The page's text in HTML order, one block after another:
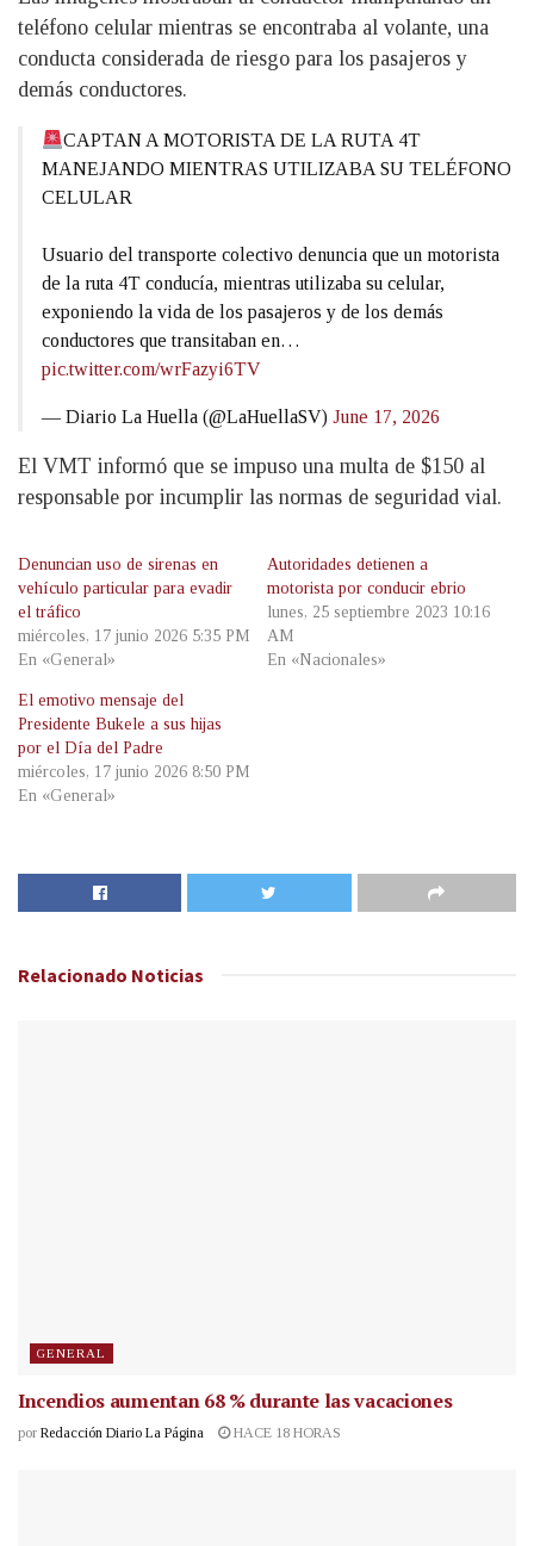
teléfono celular mientras se encontraba al volante, una
conducta considerada de riesgo para los pasajeros y
demás conductores.
CAPTAN A MOTORISTA DE LA RUTA 4T
MANEJANDO MIENTRAS UTILIZABA SU TELÉFONO
CELULAR
Usuario del transporte colectivo denuncia que un motorista
de la ruta 4T conducía, mientras utilizaba su celular,
exponiendo la vida de los pasajeros y de los demás
conductores que transitaban en…
pic.twitter.com/wrFazyi6TV
— Diario La Huella (@LaHuellaSV) June 17, 2026
El VMT informó que se impuso una multa de $150 al
responsable por incumplir las normas de seguridad vial.
Denuncian uso de sirenas en
vehículo particular para evadir
el tráfico
miércoles, 17 junio 2026 5:35 PM
En «General»
Autoridades detienen a
motorista por conducir ebrio
lunes, 25 septiembre 2023 10:16
AM
En «Nacionales»
El emotivo mensaje del
Presidente Bukele a sus hijas
por el Día del Padre
miércoles, 17 junio 2026 8:50 PM
En «General»
Relacionado Noticias
GENERAL
Incendios aumentan 68 % durante las vacaciones
por Redacción Diario La Página HACE 18 HORAS